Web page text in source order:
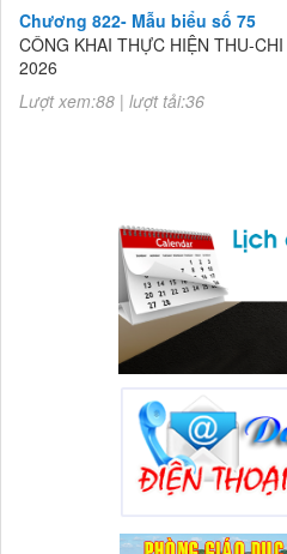
Chương 822- Mẫu biểu số 75
CÔNG KHAI THỰC HIỆN THU-
2026
Lượt xem:88 | lượt tải:36